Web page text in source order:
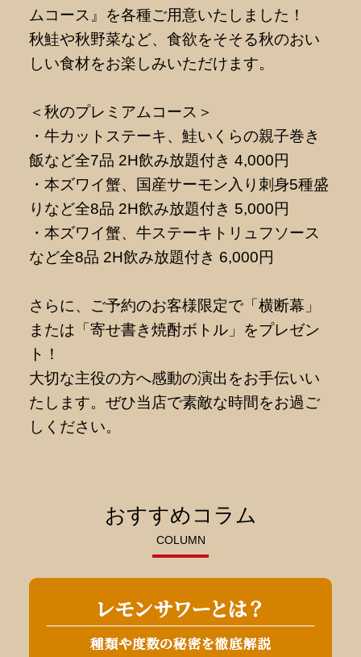
ムコース』を各種ご用意いたしました！
秋鮭や秋野菜など、食欲をそそる秋のおい
しい食材をお楽しみいただけます。
＜秋のプレミアムコース＞
・牛カットステーキ、鮭いくらの親子巻き
飯など全7品 2H飲み放題付き 4,000円
・本ズワイ蟹、国産サーモン入り刺身5種盛
りなど全8品 2H飲み放題付き 5,000円
・本ズワイ蟹、牛ステーキトリュフソース
など全8品 2H飲み放題付き 6,000円
さらに、ご予約のお客様限定で「横断幕」
または「寄せ書き焼酎ボトル」をプレゼン
ト！
大切な主役の方へ感動の演出をお手伝いい
たします。ぜひ当店で素敵な時間をお過ご
しください。
おすすめコラム
COLUMN